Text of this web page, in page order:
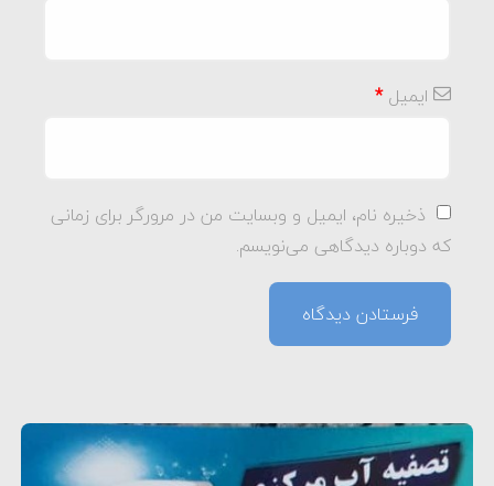
ایمیل*
ذخیره نام، ایمیل و وبسایت من در مرورگر برای زمانی
که دوباره دیدگاهی می‌نویسم.